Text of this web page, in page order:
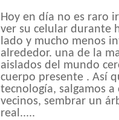
Hoy en día no es raro
ver su celular durante
lado y mucho menos
alrededor. una de la
aislados del mundo
cuerpo presente . Así
tecnología, salgamos
vecinos, sembrar un
real.....